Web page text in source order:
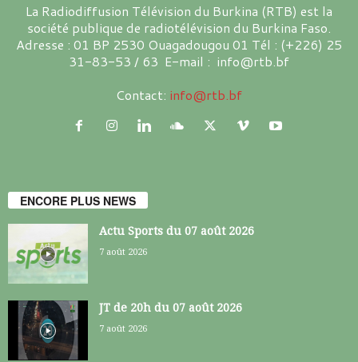
La Radiodiffusion Télévision du Burkina (RTB) est la
société publique de radiotélévision du Burkina Faso.
Adresse : 01 BP 2530 Ouagadougou 01 Tél : (+226) 25
31-83-53 / 63 E-mail : info@rtb.bf
Contact: info@rtb.bf
ENCORE PLUS NEWS
Actu Sports du 07 août 2026
7 août 2026
JT de 20h du 07 août 2026
7 août 2026